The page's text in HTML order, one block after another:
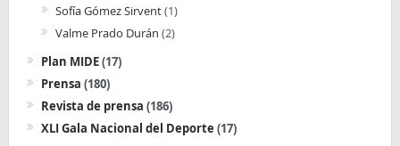
Sofía Gómez Sirvent(1)
Valme Prado Durán (2)
Plan MIDE(17)
Prensa (180)
Revista de prensa (186)
XLI Gala Nacional del Deporte (17)